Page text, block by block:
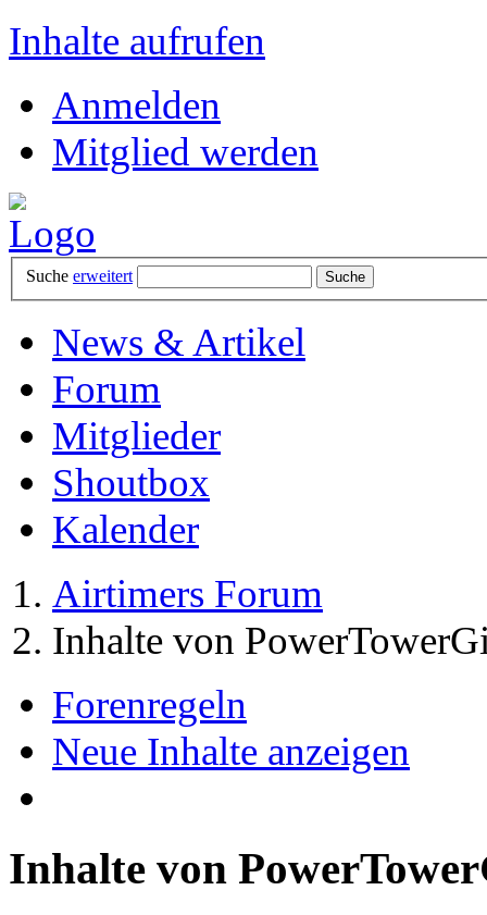
Inhalte aufrufen
Anmelden
Mitglied werden
Suche erweitert
News & Artikel
Forum
Mitglieder
Shoutbox
Kalender
Airtimers Forum
Inhalte von
Forenregeln
Neue Inhalte anzeigen
Inhalte von